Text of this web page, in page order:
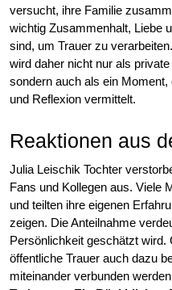
versucht, ihre Familie
wichtig Zusammenhalt, Liebe
sind, um Trauer zu
wird daher nicht nur als
sondern auch als ein
und Reflexion vermittelt.
Reaktionen aus
Julia Leischik Tochter
Fans und Kollegen aus. Viele
und teilten ihre eigenen
zeigen. Die Anteilnahme
Persönlichkeit geschätzt wird.
öffentliche Trauer auch dazu
miteinander verbunden